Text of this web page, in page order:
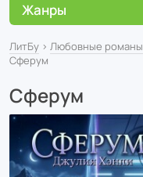
ЛитБу › Любовные романы
Сферум
Сферум
Жанры